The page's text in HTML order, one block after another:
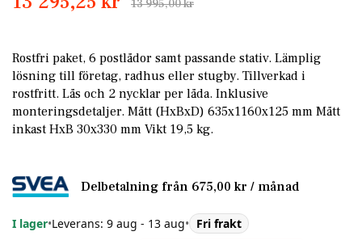
the
images
gallery
13 995,00 kr
Rostfri paket, 6 postlådor samt passande stativ. Lämplig
lösning till företag, radhus eller stugby. Tillverkad i
rostfritt. Lås och 2 nycklar per låda. Inklusive
monteringsdetaljer. Mått (HxBxD) 635x1160x125 mm Mått
inkast HxB 30x330 mm Vikt 19,5 kg.
Delbetalning från 675,00 kr / månad
I lager•Leverans: 9 aug - 13 aug• Fri frakt